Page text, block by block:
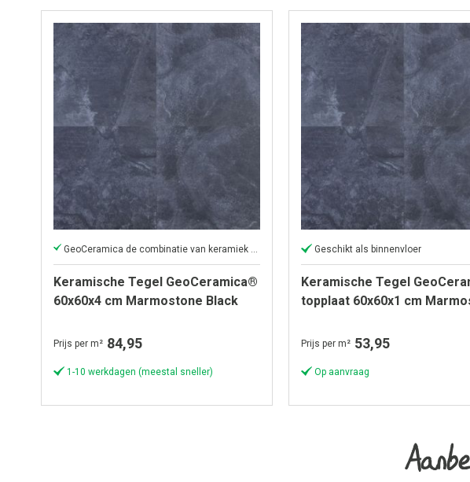
GeoCeramica de combinatie van keramiek en beton in één tegel
Keramische Tegel GeoCeramica®
60x60x4 cm Marmostone Black
Prijs per m² 84,95
1-10 werkdagen (meestal sneller)
Geschikt als binnenvloer
Keramische Tegel
topplaat 60x60x1 cm
Prijs per m² 53,95
Op aanvraag